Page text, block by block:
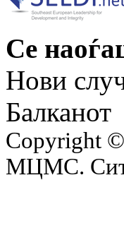
Се
Нови
Балканот
Copyright ©
МЦМС.